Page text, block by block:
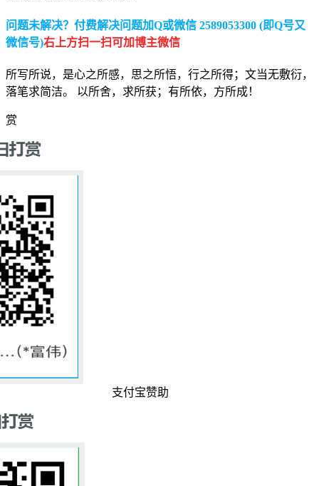
问题未解决？付费解决问题加Q或微信 2589053300 (即Q号又
微信号)右上方扫一扫可加博主微信
所写所说，是心之所感，思之所悟，行之所得；文当无敷衍，
落笔求简洁。 以所舍，求所获；有所依，方所成！
赏
支付宝赞助